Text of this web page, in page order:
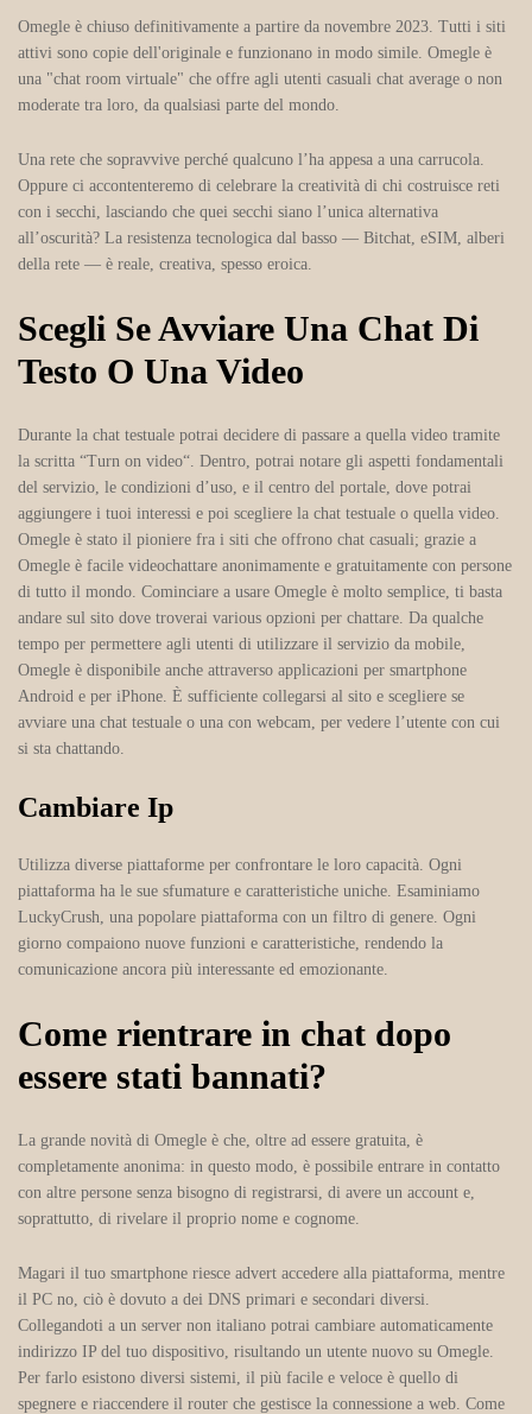
Omegle è chiuso definitivamente a partire da novembre 2023. Tutti i siti
attivi sono copie dell'originale e funzionano in modo simile. Omegle è
una "chat room virtuale" che offre agli utenti casuali chat average o non
moderate tra loro, da qualsiasi parte del mondo.
Una rete che sopravvive perché qualcuno l’ha appesa a una carrucola.
Oppure ci accontenteremo di celebrare la creatività di chi costruisce reti
con i secchi, lasciando che quei secchi siano l’unica alternativa
all’oscurità? La resistenza tecnologica dal basso — Bitchat, eSIM, alberi
della rete — è reale, creativa, spesso eroica.
Scegli Se Avviare Una Chat Di
Testo O Una Video
Durante la chat testuale potrai decidere di passare a quella video tramite
la scritta “Turn on video“. Dentro, potrai notare gli aspetti fondamentali
del servizio, le condizioni d’uso, e il centro del portale, dove potrai
aggiungere i tuoi interessi e poi scegliere la chat testuale o quella video.
Omegle è stato il pioniere fra i siti che offrono chat casuali; grazie a
Omegle è facile videochattare anonimamente e gratuitamente con persone
di tutto il mondo. Cominciare a usare Omegle è molto semplice, ti basta
andare sul sito dove troverai various opzioni per chattare. Da qualche
tempo per permettere agli utenti di utilizzare il servizio da mobile,
Omegle è disponibile anche attraverso applicazioni per smartphone
Android e per iPhone. È sufficiente collegarsi al sito e scegliere se
avviare una chat testuale o una con webcam, per vedere l’utente con cui
si sta chattando.
Cambiare Ip
Utilizza diverse piattaforme per confrontare le loro capacità. Ogni
piattaforma ha le sue sfumature e caratteristiche uniche. Esaminiamo
LuckyCrush, una popolare piattaforma con un filtro di genere. Ogni
giorno compaiono nuove funzioni e caratteristiche, rendendo la
comunicazione ancora più interessante ed emozionante.
Come rientrare in chat dopo
essere stati bannati?
La grande novità di Omegle è che, oltre ad essere gratuita, è
completamente anonima: in questo modo, è possibile entrare in contatto
con altre persone senza bisogno di registrarsi, di avere un account e,
soprattutto, di rivelare il proprio nome e cognome.
Magari il tuo smartphone riesce advert accedere alla piattaforma, mentre
il PC no, ciò è dovuto a dei DNS primari e secondari diversi.
Collegandoti a un server non italiano potrai cambiare automaticamente
indirizzo IP del tuo dispositivo, risultando un utente nuovo su Omegle.
Per farlo esistono diversi sistemi, il più facile e veloce è quello di
spegnere e riaccendere il router che gestisce la connessione a web. Come